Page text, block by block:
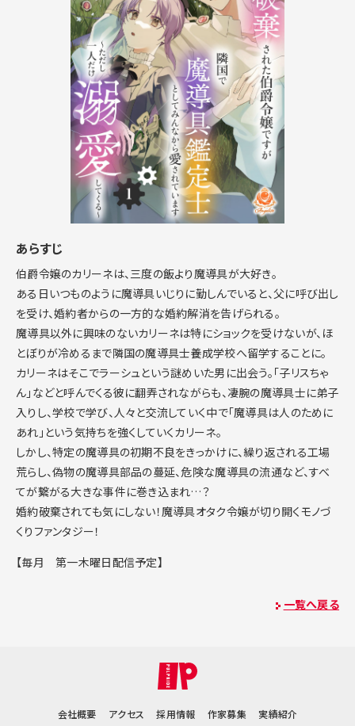
あらすじ
伯爵令嬢のカリーネは、三度の飯より魔導具が大好き。
ある日いつものように魔導具いじりに勤しんでいると、父に呼び出し
を受け、婚約者からの一方的な婚約解消を告げられる。
魔導具以外に興味のないカリーネは特にショックを受けないが、ほ
とぼりが冷めるまで隣国の魔導具士養成学校へ留学することに。
カリーネはそこでラーシュという謎めいた男に出会う。「子リスちゃ
ん」などと呼んでくる彼に翻弄されながらも、凄腕の魔導具士に弟子
入りし、学校で学び、人々と交流していく中で「魔導具は人のために
あれ」という気持ちを強くしていくカリーネ。
しかし、特定の魔導具の初期不良をきっかけに、繰り返される工場
荒らし、偽物の魔導具部品の蔓延、危険な魔導具の流通など、すべ
てが繋がる大きな事件に巻き込まれ…？
婚約破棄されても気にしない！魔導具オタク令嬢が切り開くモノづ
くりファンタジー！
【毎月 第一木曜日配信予定】
一覧へ戻る
会社概要 アクセス 採用情報 作家募集
実績紹介